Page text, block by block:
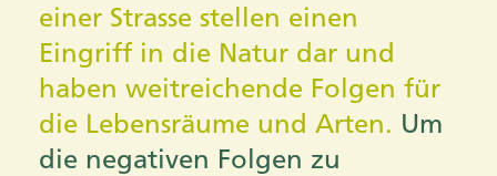
einer Strasse stellen einen
Eingriff in die Natur dar und
haben weitreichende Folgen für
die Lebensräume und Arten. Um
die negativen Folgen zu